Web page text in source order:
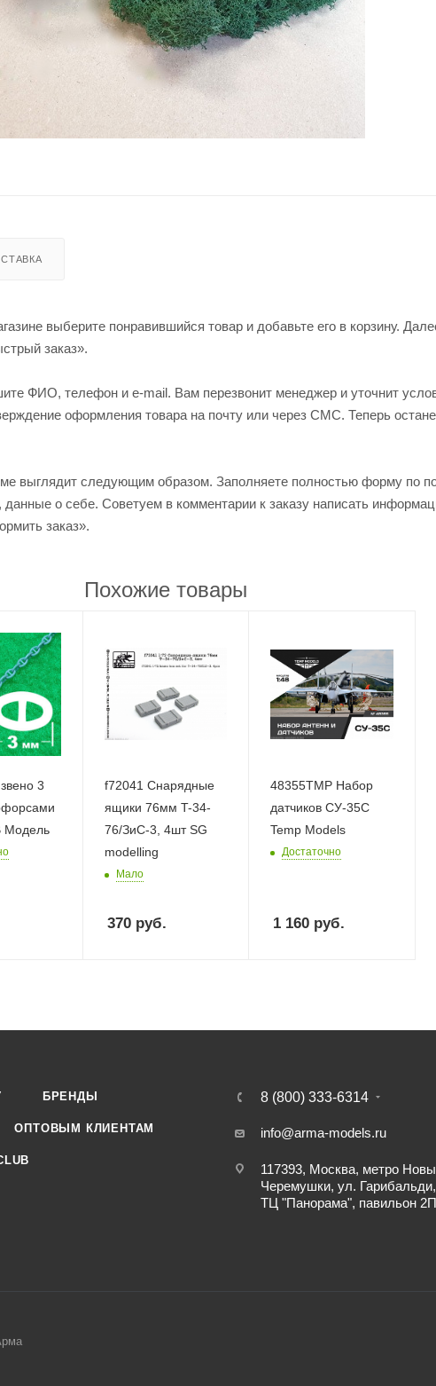
выберите понравившийся товар и добавьте его в корзину.
заказ».
ФИО, телефон и e-mail. Вам перезвонит менеджер и уточнит
оформления товара на почту или через СМС. Теперь
выглядит следующим образом. Заполняете полностью форму по
о себе. Советуем в комментарии к заказу написать
заказ».
Похожие товары
3
Модель
f72041 Снарядные
ящики 76мм T-34-
76/ЗиС-3, 4шт SG
modelling
Мало
370руб.
48355TMP Набор
датчиков СУ-35С
Temp Models
Достаточно
1 160 руб.
БРЕНДЫ
ОПТОВЫМ КЛИЕНТАМ
8 (800) 333-6314
info@arma-models.ru
117393, Москва, метро
Черемушки, ул.
ТЦ "Панорама", павильон